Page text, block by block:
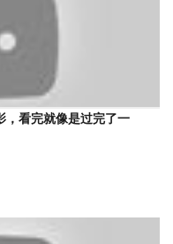
，看完就像是过完了一